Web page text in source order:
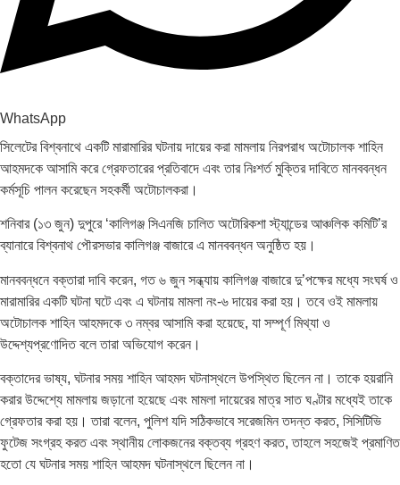
WhatsApp
সিলেটের বিশ্বনাথে একটি মারামারির ঘটনায় দায়ের করা মামলায় নিরপরাধ অটোচালক শাহিন
আহমদকে আসামি করে গ্রেফতারের প্রতিবাদে এবং তার নিঃশর্ত মুক্তির দাবিতে মানববন্ধন
কর্মসূচি পালন করেছেন সহকর্মী অটোচালকরা।
শনিবার (১৩ জুন) দুপুরে ‘কালিগঞ্জ সিএনজি চালিত অটোরিকশা স্ট্যান্ডের আঞ্চলিক কমিটি’র
ব্যানারে বিশ্বনাথ পৌরসভার কালিগঞ্জ বাজারে এ মানববন্ধন অনুষ্ঠিত হয়।
মানববন্ধনে বক্তারা দাবি করেন, গত ৬ জুন সন্ধ্যায় কালিগঞ্জ বাজারে দু’পক্ষের মধ্যে সংঘর্ষ ও
মারামারির একটি ঘটনা ঘটে এবং এ ঘটনায় মামলা নং-৬ দায়ের করা হয়। তবে ওই মামলায়
অটোচালক শাহিন আহমদকে ৩ নম্বর আসামি করা হয়েছে, যা সম্পূর্ণ মিথ্যা ও
উদ্দেশ্যপ্রণোদিত বলে তারা অভিযোগ করেন।
বক্তাদের ভাষ্য, ঘটনার সময় শাহিন আহমদ ঘটনাস্থলে উপস্থিত ছিলেন না। তাকে হয়রানি
করার উদ্দেশ্যে মামলায় জড়ানো হয়েছে এবং মামলা দায়েরের মাত্র সাত ঘণ্টার মধ্যেই তাকে
গ্রেফতার করা হয়। তারা বলেন, পুলিশ যদি সঠিকভাবে সরেজমিন তদন্ত করত, সিসিটিভি
ফুটেজ সংগ্রহ করত এবং স্থানীয় লোকজনের বক্তব্য গ্রহণ করত, তাহলে সহজেই প্রমাণিত
হতো যে ঘটনার সময় শাহিন আহমদ ঘটনাস্থলে ছিলেন না।